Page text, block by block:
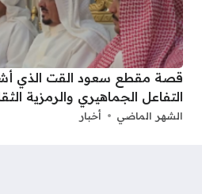
قصة مقطع سعود القت الذي
التفاعل الجماهيري والرمزية
الشهر الماضي أخبار